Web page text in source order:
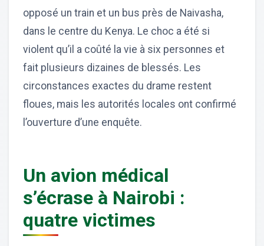
opposé un train et un bus près de Naivasha,
dans le centre du Kenya. Le choc a été si
violent qu’il a coûté la vie à six personnes et
fait plusieurs dizaines de blessés. Les
circonstances exactes du drame restent
floues, mais les autorités locales ont confirmé
l’ouverture d’une enquête.
Un avion médical
s’écrase à Nairobi :
quatre victimes